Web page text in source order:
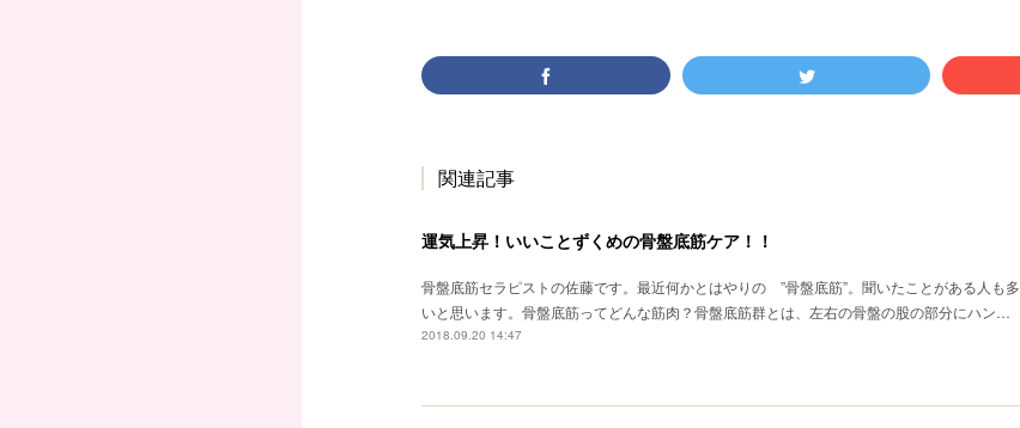
関連記事
運気上昇！いいことずくめの骨盤底筋ケア！！
骨盤底筋セラピストの佐藤です。最近何かとはやりの ”骨盤底筋”。聞いたことがある人も多
いと思います。骨盤底筋ってどんな筋肉？骨盤底筋群とは、左右の骨盤の股の部分にハン…
2018.09.20 14:47